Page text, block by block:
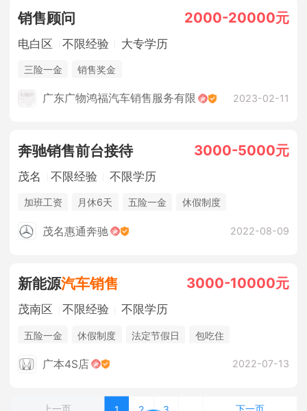
销售顾问 2000-20000元
电白区 不限经验 大专学历
三险一金 销售奖金
广东广物鸿福汽车销售服务有限 2023-02-11
奔驰销售前台接待 3000-5000元
茂名 不限经验 不限学历
加班工资 月休6天 五险一金
休假制度
茂名惠通奔驰 2022-08-09
新能源汽车销售 3000-10000元
茂南区 不限经验 不限学历
五险一金 休假制度 法定节假日 包吃住
广本4S店 2022-07-13